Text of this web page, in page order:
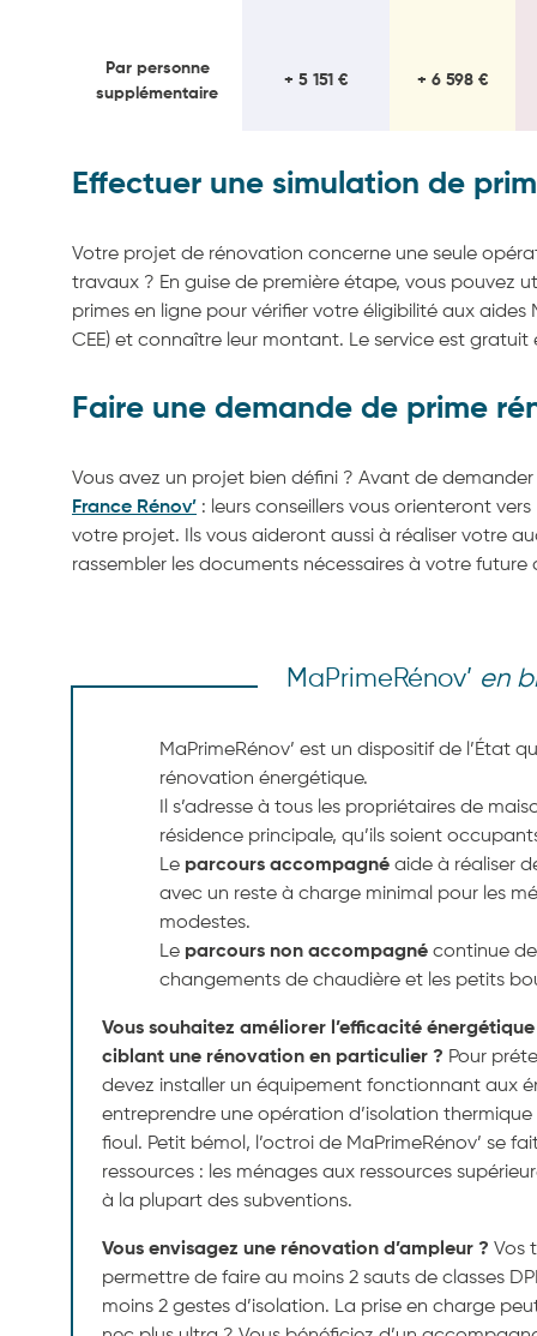
Par personne
supplémentaire
+ 5 151 € + 6 598 €
Effectuer une simulation de
Votre projet de rénovation concerne une seule
travaux ? En guise de première étape, vous pouvez
primes en ligne pour vérifier votre éligibilité aux aides
CEE) et connaître leur montant. Le service est
Faire une demande de prime
Vous avez un projet bien défini ? Avant de demander
France Rénov’ : leurs conseillers vous orienteront
votre projet. Ils vous aideront aussi à réaliser votre
rassembler les documents nécessaires à votre future
MaPrimeRénov’ en
MaPrimeRénov’ est un dispositif de l’État
rénovation énergétique.
Il s’adresse à tous les propriétaires de
résidence principale, qu’ils soient
Le parcours accompagné aide à réaliser
avec un reste à charge minimal pour les
modestes.
Le parcours non accompagné continue
changements de chaudière et les petits
Vous souhaitez améliorer l’efficacité
ciblant une rénovation en particulier ? Pour
devez installer un équipement fonctionnant aux
entreprendre une opération d’isolation
fioul. Petit bémol, l’octroi de MaPrimeRénov’ se
ressources : les ménages aux ressources
à la plupart des subventions.
Vous envisagez une rénovation d’ampleur ? Vos
permettre de faire au moins 2 sauts de classes
moins 2 gestes d’isolation. La prise en charge